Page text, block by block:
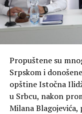
dogoditi negdje
Republiku Srpsku,
je ona.
Blink
Propuštene su
Srpskom i
opštine Istočna
u Srbcu, nakon
Milana